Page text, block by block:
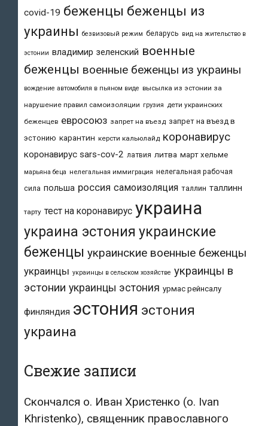
covid-19 беженцы беженцы из
украины безвизовый режим беларусь вид на жительство в
эстонии владимир зеленский военные
беженцы военные беженцы из украины
вождение автомобиля в пьяном виде высылка из эстонии за
нарушение правил самоизоляции грузия дети украинских
беженцев евросоюз запрет на въезд запрет на въезд в
эстонию карантин керсти кальюлайд коронавирус
коронавирус sars-cov-2 латвия литва март хельме
марьяна беца нелегальная иммиграция нелегальная рабочая
сила польша россия самоизоляция таллин таллинн
тарту тест на коронавирус украина
украина эстония украинские
беженцы украинские военные беженцы
украинцы украинцы в сельском хозяйстве украинцы в
эстонии украинцы эстония урмас рейнсалу
финляндия эстония эстония
украина
Свежие записи
Скончался о. Иван Христенко (о. Ivan
Khristenko), священник православного